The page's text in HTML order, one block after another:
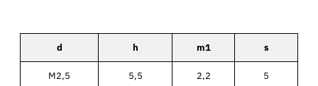
d h m1 s
M2,5 5,5 2,2 5